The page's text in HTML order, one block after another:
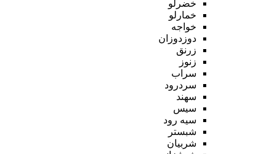
خضرلو
خمارلو
خواجه
دوزدوزان
زرنق
زنوز
سراب
سردرود
سهند
سیس
سیه رود
شبستر
شربیان